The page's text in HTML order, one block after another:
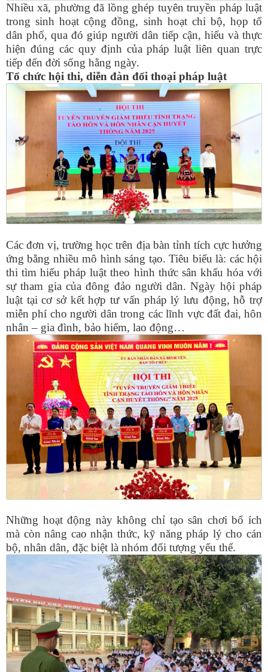
Nhiều xã, phường đã lồng ghép tuyên truyền pháp luật
trong sinh hoạt cộng đồng, sinh hoạt chi bộ, họp tổ
dân phố, qua đó giúp người dân tiếp cận, hiểu và thực
hiện đúng các quy định của pháp luật liên quan trực
tiếp đến đời sống hằng ngày.
Tổ chức hội thi, diễn đàn đối thoại pháp luật
Các đơn vị, trường học trên địa bàn tỉnh tích cực hưởng
ứng bằng nhiều mô hình sáng tạo. Tiêu biểu là: các hội
thi tìm hiểu pháp luật theo hình thức sân khấu hóa với
sự tham gia của đông đảo người dân. Ngày hội pháp
luật tại cơ sở kết hợp tư vấn pháp lý lưu động, hỗ trợ
miễn phí cho người dân trong các lĩnh vực đất đai, hôn
nhân – gia đình, bảo hiểm, lao động…
Những hoạt động này không chỉ tạo sân chơi bổ ích
mà còn nâng cao nhận thức, kỹ năng pháp lý cho cán
bộ, nhân dân, đặc biệt là nhóm đối tượng yếu thế.